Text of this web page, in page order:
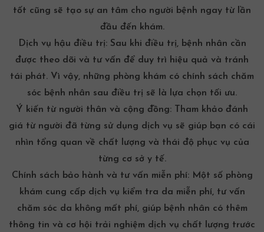
tốt cũng sẽ tạo sự an tâm cho người bệnh ngay từ lần
đầu đến khám.
Dịch vụ hậu điều trị:Sau khi điều trị, bệnh nhân cần
được theo dõi và tư vấn để duy trì hiệu quả và tránh
tái phát. Vì vậy, những phòng khám có chính sách chăm
sóc bệnh nhân sau điều trị sẽ là lựa chọn tối ưu.
Ý kiến từ người thân và cộng đồng: Tham khảo đánh
giá từ người đã từng sử dụng dịch vụ sẽ giúp bạn có cái
nhìn tổng quan về chất lượng và thái độ phục vụ của
từng cơ sở y tế.
Chính sách bảo hành và tư vấn miễn phí:Một số phòng
khám cung cấp dịch vụ kiểm tra da miễn phí, tư vấn
chăm sóc da không mất phí, giúp bệnh nhân có thêm
thông tin và cơ hội trải nghiệm dịch vụ chất lượng trước